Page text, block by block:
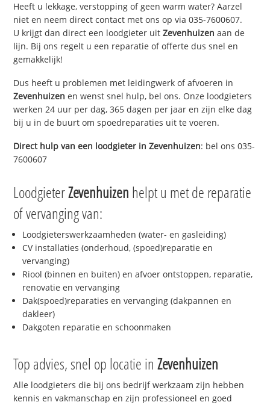
Heeft u lekkage, verstopping of geen warm water? Aarzel
niet en neem direct contact met ons op via 035-7600607.
U krijgt dan direct een loodgieter uitZevenhuizen aan de
lijn. Bij ons regelt u een reparatie of offerte dus snel en
gemakkelijk!
Dus heeft u problemen met leidingwerk of afvoeren in
Zevenhuizen en wenst snel hulp, bel ons. Onze loodgieters
werken 24 uur per dag, 365 dagen per jaar en zijn elke dag
bij u in de buurt om spoedreparaties uit te voeren.
Direct hulp van een loodgieter inZevenhuizen: bel ons 035-
7600607
LoodgieterZevenhuizen helpt u met de reparatie
of vervanging van:
Loodgieterswerkzaamheden (water- en gasleiding)
CV installaties (onderhoud, (spoed)reparatie en
vervanging)
Riool (binnen en buiten) en afvoer ontstoppen, reparatie,
renovatie en vervanging
Dak(spoed)reparaties en vervanging (dakpannen en
dakleer)
Dakgoten reparatie en schoonmaken
Top advies, snel op locatie inZevenhuizen
Alle loodgieters die bij ons bedrijf werkzaam zijn hebben
kennis en vakmanschap en zijn professioneel en goed